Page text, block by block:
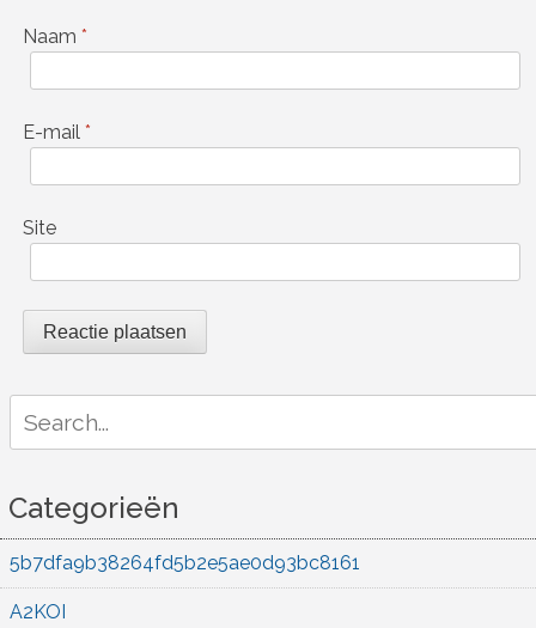
Naam *
E-mail *
Site
for:
Categorieën
5b7dfa9b38264fd5b2e5ae0d93bc8161
A2KOI